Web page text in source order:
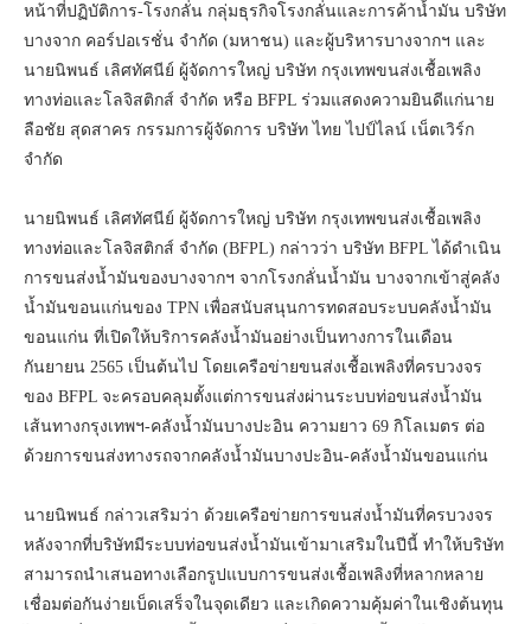
หน้าที่ปฏิบัติการ-โรงกลั่น กลุ่มธุรกิจโรงกลั่นและการค้าน้ำมัน บริษัท
บางจาก คอร์ปอเรชั่น จำกัด (มหาชน) และผู้บริหารบางจากฯ และ
นายนิพนธ์ เลิศทัศนีย์ ผู้จัดการใหญ่ บริษัท กรุงเทพขนส่งเชื้อเพลิง
ทางท่อและโลจิสติกส์ จำกัด หรือ BFPL ร่วมแสดงความยินดีแก่นาย
ลือชัย สุดสาคร กรรมการผู้จัดการ บริษัท ไทย ไปป์ไลน์ เน็ตเวิร์ก
จำกัด
นายนิพนธ์ เลิศทัศนีย์ ผู้จัดการใหญ่ บริษัท กรุงเทพขนส่งเชื้อเพลิง
ทางท่อและโลจิสติกส์ จำกัด (BFPL) กล่าวว่า บริษัท BFPL ได้ดำเนิน
การขนส่งน้ำมันของบางจากฯ จากโรงกลั่นน้ำมัน บางจากเข้าสู่คลัง
น้ำมันขอนแก่นของ TPN เพื่อสนับสนุนการทดสอบระบบคลังน้ำมัน
ขอนแก่น ที่เปิดให้บริการคลังน้ำมันอย่างเป็นทางการในเดือน
กันยายน 2565 เป็นต้นไป โดยเครือข่ายขนส่งเชื้อเพลิงที่ครบวงจร
ของ BFPL จะครอบคลุมตั้งแต่การขนส่งผ่านระบบท่อขนส่งน้ำมัน
เส้นทางกรุงเทพฯ-คลังน้ำมันบางปะอิน ความยาว 69 กิโลเมตร ต่อ
ด้วยการขนส่งทางรถจากคลังน้ำมันบางปะอิน-คลังน้ำมันขอนแก่น
นายนิพนธ์ กล่าวเสริมว่า ด้วยเครือข่ายการขนส่งน้ำมันที่ครบวงจร
หลังจากที่บริษัทมีระบบท่อขนส่งน้ำมันเข้ามาเสริมในปีนี้ ทำให้บริษัท
สามารถนำเสนอทางเลือกรูปแบบการขนส่งเชื้อเพลิงที่หลากหลาย
เชื่อมต่อกันง่ายเบ็ดเสร็จในจุดเดียว และเกิดความคุ้มค่าในเชิงต้นทุน